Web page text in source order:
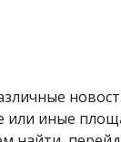
или иные